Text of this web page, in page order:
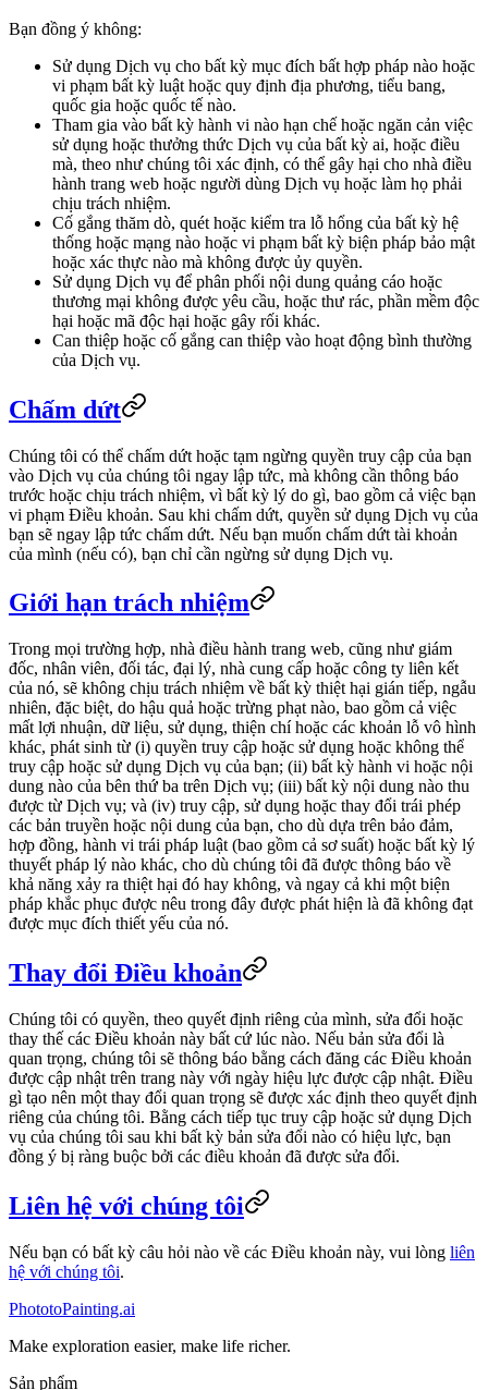
Bạn đồng ý không:
Sử dụng Dịch vụ cho bất kỳ mục đích bất hợp pháp nào hoặc
vi phạm bất kỳ luật hoặc quy định địa phương, tiểu bang,
quốc gia hoặc quốc tế nào.
Tham gia vào bất kỳ hành vi nào hạn chế hoặc ngăn cản việc
sử dụng hoặc thưởng thức Dịch vụ của bất kỳ ai, hoặc điều
mà, theo như chúng tôi xác định, có thể gây hại cho nhà điều
hành trang web hoặc người dùng Dịch vụ hoặc làm họ phải
chịu trách nhiệm.
Cố gắng thăm dò, quét hoặc kiểm tra lỗ hổng của bất kỳ hệ
thống hoặc mạng nào hoặc vi phạm bất kỳ biện pháp bảo mật
hoặc xác thực nào mà không được ủy quyền.
Sử dụng Dịch vụ để phân phối nội dung quảng cáo hoặc
thương mại không được yêu cầu, hoặc thư rác, phần mềm độc
hại hoặc mã độc hại hoặc gây rối khác.
Can thiệp hoặc cố gắng can thiệp vào hoạt động bình thường
của Dịch vụ.
Chấm dứt
Chúng tôi có thể chấm dứt hoặc tạm ngừng quyền truy cập của bạn
vào Dịch vụ của chúng tôi ngay lập tức, mà không cần thông báo
trước hoặc chịu trách nhiệm, vì bất kỳ lý do gì, bao gồm cả việc bạn
vi phạm Điều khoản. Sau khi chấm dứt, quyền sử dụng Dịch vụ của
bạn sẽ ngay lập tức chấm dứt. Nếu bạn muốn chấm dứt tài khoản
của mình (nếu có), bạn chỉ cần ngừng sử dụng Dịch vụ.
Giới hạn trách nhiệm
Trong mọi trường hợp, nhà điều hành trang web, cũng như giám
đốc, nhân viên, đối tác, đại lý, nhà cung cấp hoặc công ty liên kết
của nó, sẽ không chịu trách nhiệm về bất kỳ thiệt hại gián tiếp, ngẫu
nhiên, đặc biệt, do hậu quả hoặc trừng phạt nào, bao gồm cả việc
mất lợi nhuận, dữ liệu, sử dụng, thiện chí hoặc các khoản lỗ vô hình
khác, phát sinh từ (i) quyền truy cập hoặc sử dụng hoặc không thể
truy cập hoặc sử dụng Dịch vụ của bạn; (ii) bất kỳ hành vi hoặc nội
dung nào của bên thứ ba trên Dịch vụ; (iii) bất kỳ nội dung nào thu
được từ Dịch vụ; và (iv) truy cập, sử dụng hoặc thay đổi trái phép
các bản truyền hoặc nội dung của bạn, cho dù dựa trên bảo đảm,
hợp đồng, hành vi trái pháp luật (bao gồm cả sơ suất) hoặc bất kỳ lý
thuyết pháp lý nào khác, cho dù chúng tôi đã được thông báo về
khả năng xảy ra thiệt hại đó hay không, và ngay cả khi một biện
pháp khắc phục được nêu trong đây được phát hiện là đã không đạt
được mục đích thiết yếu của nó.
Thay đổi Điều khoản
Chúng tôi có quyền, theo quyết định riêng của mình, sửa đổi hoặc
thay thế các Điều khoản này bất cứ lúc nào. Nếu bản sửa đổi là
quan trọng, chúng tôi sẽ thông báo bằng cách đăng các Điều khoản
được cập nhật trên trang này với ngày hiệu lực được cập nhật. Điều
gì tạo nên một thay đổi quan trọng sẽ được xác định theo quyết định
riêng của chúng tôi. Bằng cách tiếp tục truy cập hoặc sử dụng Dịch
vụ của chúng tôi sau khi bất kỳ bản sửa đổi nào có hiệu lực, bạn
đồng ý bị ràng buộc bởi các điều khoản đã được sửa đổi.
Liên hệ với chúng tôi
Nếu bạn có bất kỳ câu hỏi nào về các Điều khoản này, vui lòng liên
hệ với chúng tôi.
PhototoPainting.ai
Make exploration easier, make life richer.
Sản phẩm